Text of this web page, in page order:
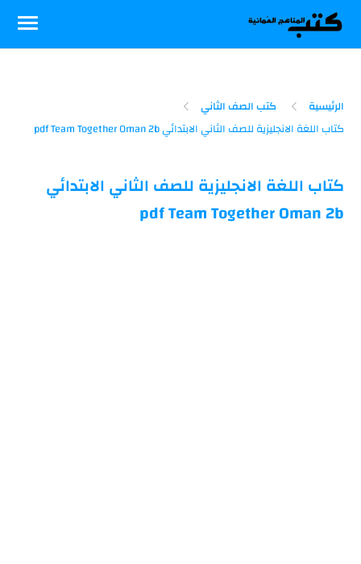
الرئيسية كتب الصف الثاني
كتاب اللغة الانجليزية للصف الثاني الابتدائي
pdf Team Together Oman 2b